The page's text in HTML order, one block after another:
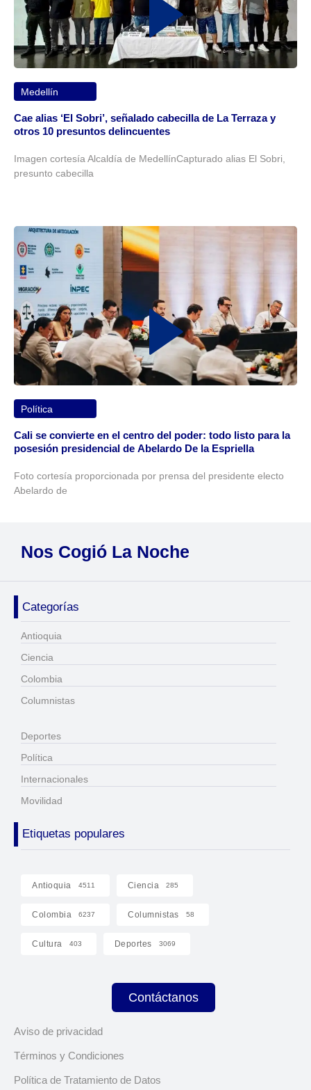
Medellín
Cae alias ‘El Sobri’, señalado cabecilla de La Terraza y
otros 10 presuntos delincuentes
Imagen cortesía Alcaldía de MedellínCapturado alias El Sobri,
presunto cabecilla
Política
Cali se convierte en el centro del poder: todo listo para la
posesión presidencial de Abelardo De la Espriella
Foto cortesía proporcionada por prensa del presidente electo
Abelardo de
Nos Cogió La Noche
Categorías
Antioquia
Ciencia
Colombia
Columnistas
Deportes
Política
Internacionales
Movilidad
Etiquetas populares
Antioquia 4511 Ciencia 285
Colombia 6237 Columnistas 58
Cultura 403 Deportes 3069
Contáctanos
Aviso de privacidad
Términos y Condiciones
Política de Tratamiento de Datos